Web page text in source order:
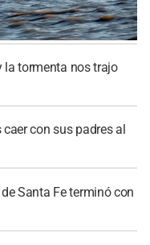
la tormenta nos trajo
con sus padres al
Santa Fe terminó con